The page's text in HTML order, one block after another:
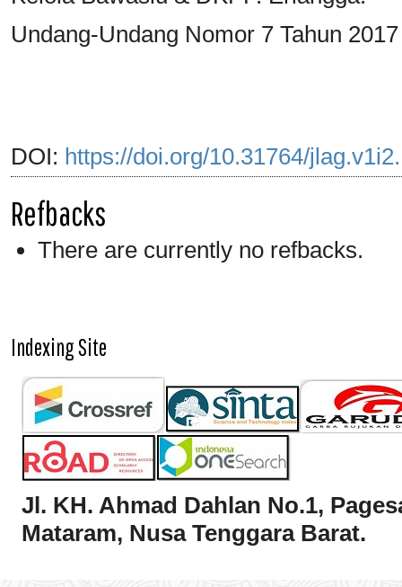
Undang-Undang Nomor 7 Tahun 2017
DOI: https://doi.org/10.31764/
Refbacks
There are currently no refbacks.
Indexing Site
Jl. KH. Ahmad Dahlan No.1,
Mataram, Nusa Tenggara Barat.